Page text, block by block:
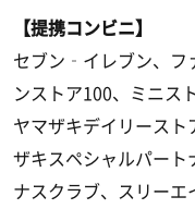
【提携コンビニ】
セブン‐イレブン、フ
ンストア100、ミニス
ヤマザキデイリース
ザキスペシャルパー
ナスクラブ、スリー